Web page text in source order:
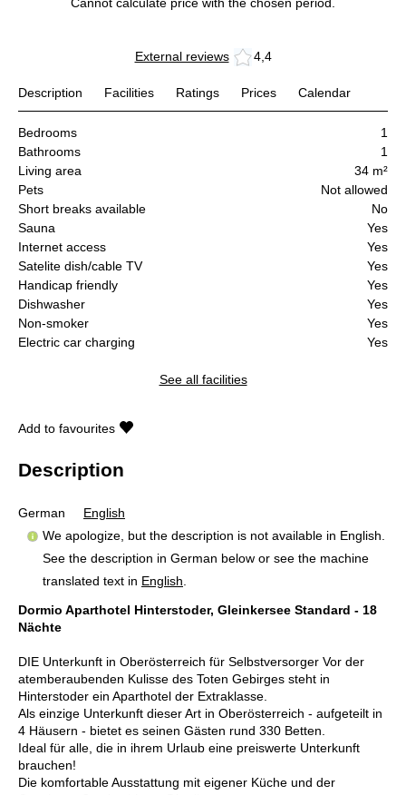
External reviews 4,4
Description Facilities Ratings Prices Calendar
Bedrooms
1
Bathrooms
1
Living area
34 m²
Pets
Not allowed
Short breaks available
No
Sauna
Yes
Internet access
Yes
Satelite dish/cable TV
Yes
Handicap friendly
Yes
Dishwasher
Yes
Non-smoker
Yes
Electric car charging
Yes
See all facilities
Add to favourites
Description
German
English
We apologize, but the description is not available in English.
See the description in German below or see the machine
translated text in English
Dormio Aparthotel Hinterstoder, Gleinkersee Standard - 18
Nächte
DIE Unterkunft in Oberösterreich für Selbstversorger Vor der
atemberaubenden Kulisse des Toten Gebirges steht in
Hinterstoder ein Aparthotel der Extraklasse.
Als einzige Unterkunft dieser Art in Oberösterreich - aufgeteilt in
4 Häusern - bietet es seinen Gästen rund 330 Betten.
Ideal für alle, die in ihrem Urlaub eine preiswerte Unterkunft
brauchen!
Die komfortable Ausstattung mit eigener Küche und der